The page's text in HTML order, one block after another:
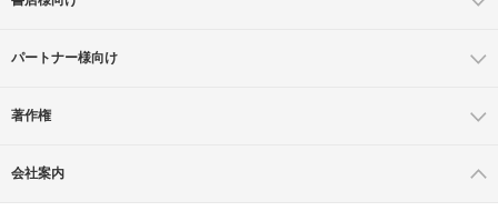
パートナー様向け
著作権
会社案内